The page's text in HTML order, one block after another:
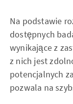
Na podstawie
dostępnych
wynikające z
z nich jest
potencjalnych
pozwala na